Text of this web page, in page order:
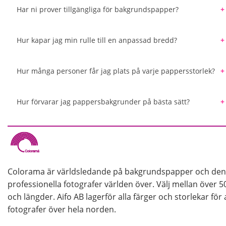
beställa en specifik färg som inte återfinns i det breda
den bakgrundsfärg som bäst matchar det du söker.
Har ni prover tillgängliga för bakgrundspapper?
du beställer den bästa färgen för ditt kommande
Hur kapar jag min rulle till en anpassad bredd?
geringslåda från järnaffärer kan du säkerställa ett
Hur många personer får jag plats på varje pappersstorlek?
upp till 5-6 personer breda.
Hur förvarar jag pappersbakgrunder på bästa sätt?
användas under längre tid. Detta för att undvika att
pappret kommer i kläm under förvaring vilket gör att
Colorama är världsledande på bakgrundspapper och
professionella fotografer världen över. Välj mellan över
och längder. Aifo AB lagerför alla färger och storlekar
fotografer över hela norden.